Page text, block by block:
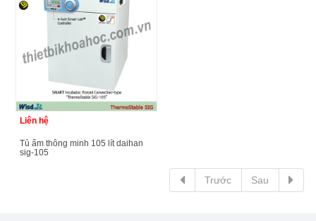
Liên hệ
tủ ấm thông minh 105 lít daihan
sig-105
Trước Sau